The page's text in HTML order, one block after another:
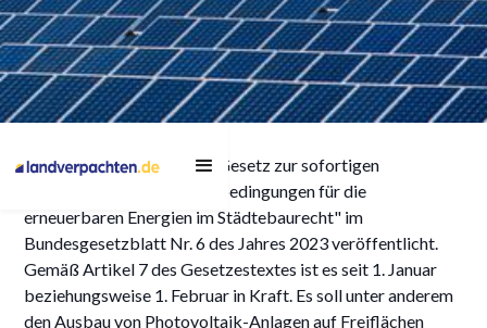
Wichtiges zur
Privilegierung
Am 11. Januar wurde das „Gesetz zur sofortigen
Verbesserung der Rahmenbedingungen für die
erneuerbaren Energien im Städtebaurecht" im
Bundesgesetzblatt Nr. 6 des Jahres 2023 veröffentlicht.
Gemäß Artikel 7 des Gesetzestextes ist es seit 1. Januar
beziehungsweise 1. Februar in Kraft. Es soll unter anderem
den Ausbau von Photovoltaik-Anlagen auf Freiflächen